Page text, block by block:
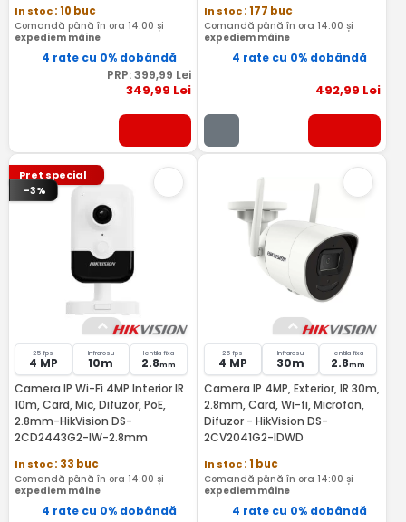
In stoc: 10 buc
Comandă până în ora 14:00 și
expediem mâine
4 rate cu 0% dobândă
PRP:399,99 Lei
349,99 Lei
In stoc: 177 buc
Comandă până în ora 14:00 și
expediem mâine
4 rate cu 0% dobândă
492,99 Lei
Pret special
-3%
25 fps
4 MP
Infrarosu
10m
lentila fixa
2.8mm
Camera IP Wi-Fi 4MP Interior IR
10m, Card, Mic, Difuzor, PoE,
2.8mm-HikVision DS-
2CD2443G2-IW-2.8mm
In stoc: 33 buc
Comandă până în ora 14:00 și
expediem mâine
4 rate cu 0% dobândă
25 fps
4 MP
Infrarosu
30m
lentila fixa
2.8mm
Camera IP 4MP, Exterior, IR 30m,
2.8mm, Card, Wi-fi, Microfon,
Difuzor - HikVision DS-
2CV2041G2-IDWD
In stoc: 1 buc
Comandă până în ora 14:00 și
expediem mâine
4 rate cu 0% dobândă